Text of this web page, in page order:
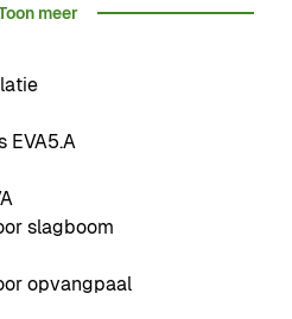
is de slagboom
motorsturing en een
is geschikt voor
veel toegepast bij
en bedrijventerreinen.
meer
EVA5.A
slagboom
opvangpaal